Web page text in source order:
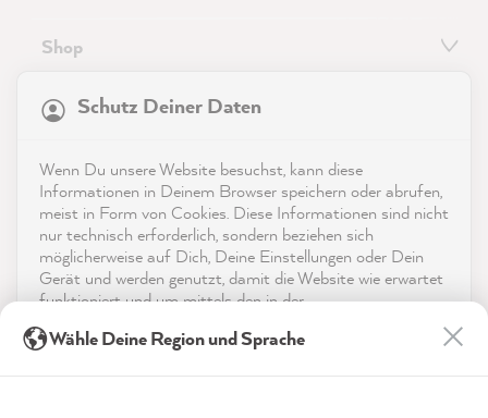
Shop
Service
Kontakt
App herunterladen
Auszeichnungen
Schutz Deiner Daten
Wenn Du unsere Website besuchst, kann diese
Informationen in Deinem Browser speichern oder abrufen,
meist in Form von Cookies. Diese Informationen sind nicht
nur technisch erforderlich, sondern beziehen sich
möglicherweise auf Dich, Deine Einstellungen oder Dein
Gerät und werden genutzt, damit die Website wie erwartet
funktioniert und um mittels den in der
der Webseite für deren Optimierung zu analysieren sowie
reviews-io
Verifizierter Kunde
Die Farben, unterschiedliche Verwendung
Wähle Deine Region und Sprache